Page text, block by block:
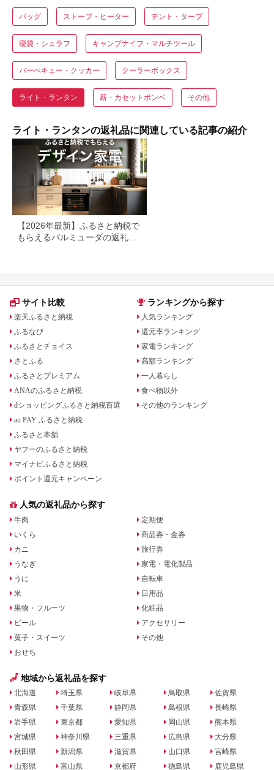
バッグ ストーブ・ヒーター テント・タープ
寝袋・シュラフ キャンプナイフ・マルチツール
バーべキュー・クッカー クーラーボックス
ライト・ランタン 薪・カセットボンベ その他
ライト・ランタンの返礼品に関連している記事の紹介
【2026年最新】ふるさと納税で
もらえるバルミューダの返礼品
サイト比較
楽天ふるさと納税
ふるなび
ふるさとチョイス
さとふる
ふるさとプレミアム
ANAのふるさと納税
dショッピングふるさと納税百選
au PAY ふるさと納税
ふるさと本舗
ヤフーのふるさと納税
マイナビふるさと納税
ポイント還元キャンペーン
ランキングから探す
人気ランキング
還元率ランキング
家電ランキング
高額ランキング
一人暮らし
食べ物以外
その他のランキング
人気の返礼品から探す
牛肉
いくら
カニ
うなぎ
うに
米
果物・フルーツ
ビール
菓子・スイーツ
おせち
定期便
商品券・金券
旅行券
家電・電化製品
自転車
日用品
化粧品
アクセサリー
その他
地域から返礼品を探す
北海道
青森県
岩手県
宮城県
秋田県
山形県
埼玉県
千葉県
東京都
神奈川県
新潟県
富山県
岐阜県
静岡県
愛知県
三重県
滋賀県
京都府
鳥取県
島根県
岡山県
広島県
山口県
徳島県
佐賀県
長崎県
熊本県
大分県
宮崎県
鹿児島県